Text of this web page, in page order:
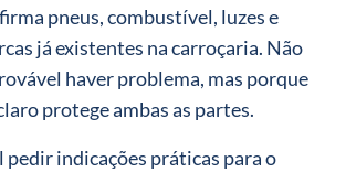
pneus, combustível, luzes e
já existentes na carroçaria. Não
haver problema, mas porque
protege ambas as partes.
pedir indicações práticas para o